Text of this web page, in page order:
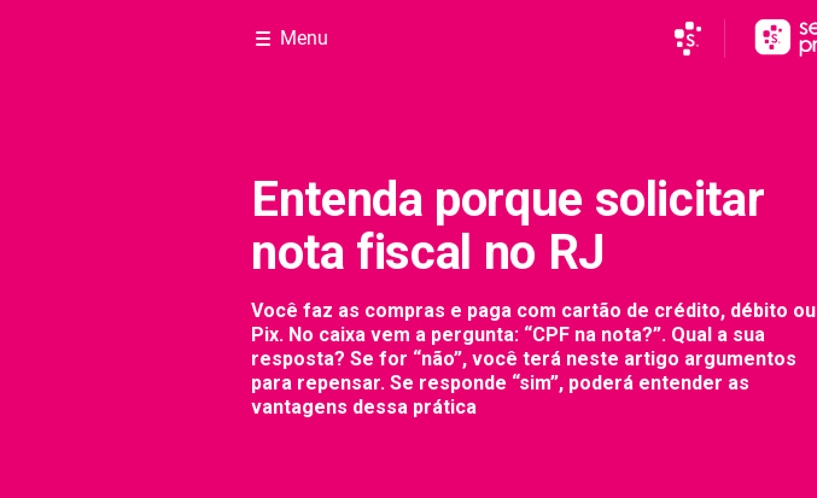
Menu
Entenda porque solicitar
nota fiscal no RJ
Você faz as compras e paga com cartão de crédito, débito ou
Pix. No caixa vem a pergunta: “CPF na nota?”. Qual a sua
resposta? Se for “não”, você terá neste artigo argumentos
para repensar. Se responde “sim”, poderá entender as
vantagens dessa prática